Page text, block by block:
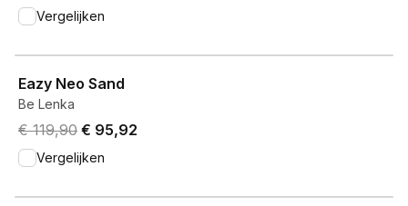
Vergelijken
Eazy Neo Sand
Be Lenka
Original price was € 119,90.
€ 119,90 Current price is € 95,92.
€ 95,92
Vergelijken